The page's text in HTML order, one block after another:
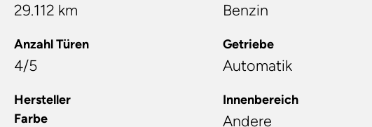
29.112 km Benzin
Anzahl Türen
4/5
Getriebe
Automatik
Hersteller
Farbe
Innenbereich
Andere